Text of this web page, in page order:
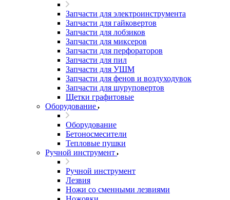
Запчасти для электроинструмента
Запчасти для гайковертов
Запчасти для лобзиков
Запчасти для миксеров
Запчасти для перфораторов
Запчасти для пил
Запчасти для УШМ
Запчасти для фенов и воздуходувок
Запчасти для шуруповертов
Щетки графитовые
Оборудование
Оборудование
Бетоносмесители
Тепловые пушки
Ручной инструмент
Ручной инструмент
Лезвия
Ножи со сменными лезвиями